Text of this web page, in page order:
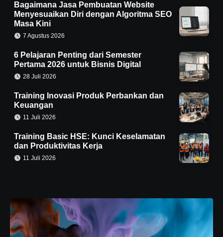
Bagaimana Jasa Pembuatan Website
Menyesuaikan Diri dengan Algoritma SEO
Masa Kini
7 Agustus 2026
6 Pelajaran Penting dari Semester
Pertama 2026 untuk Bisnis Digital
28 Juli 2026
Training Inovasi Produk Perbankan dan
Keuangan
11 Juli 2026
Training Basic HSE: Kunci Keselamatan
dan Produktivitas Kerja
11 Juli 2026